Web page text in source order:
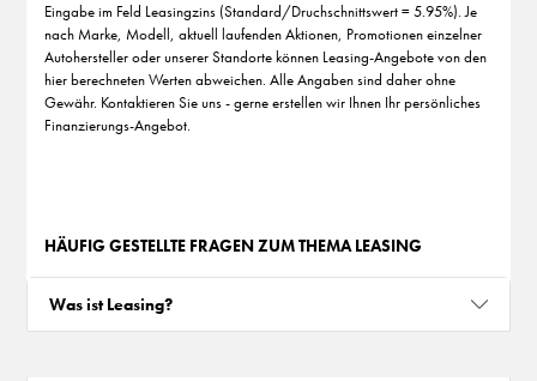
Eingabe im Feld Leasingzins (Standard/Druchschnittswert = 5.95%). Je
nach Marke, Modell, aktuell laufenden Aktionen, Promotionen einzelner
Autohersteller oder unserer Standorte können Leasing-Angebote von den
hier berechneten Werten abweichen. Alle Angaben sind daher ohne
Gewähr. Kontaktieren Sie uns - gerne erstellen wir Ihnen Ihr persönliches
Finanzierungs-Angebot.
HÄUFIG GESTELLTE FRAGEN ZUM THEMA LEASING
Was ist Leasing?